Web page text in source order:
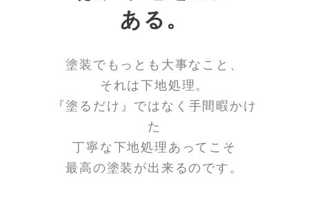
ある。
塗装でもっとも大事なこと、
それは下地処理。
『塗るだけ』ではなく手間暇かけ
た
丁寧な下地処理あってこそ
最高の塗装が出来るのです。